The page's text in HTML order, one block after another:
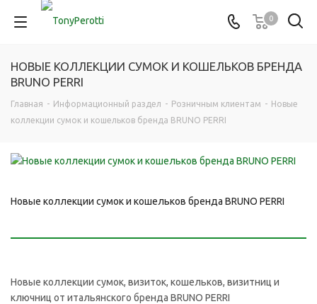
0
НОВЫЕ КОЛЛЕКЦИИ СУМОК И КОШЕЛЬКОВ БРЕНДА
BRUNO PERRI
Главная - Информационный раздел - Розничным клиентам - Новые
коллекции сумок и кошельков бренда BRUNO PERRI
Новые коллекции сумок и кошельков бренда BRUNO PERRI
Новые коллекции сумок, визиток, кошельков, визитниц и
ключниц от итальянского бренда BRUNO PERRI